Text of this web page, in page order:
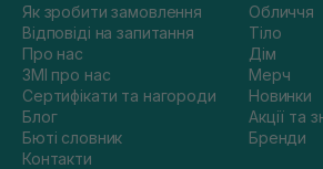
Як зробити замовлення
Відповіді на запитання
Про нас
ЗМІ про нас
Сертифікати та нагороди
Блог
Бюті словник
Контакти
Обличчя
Тіло
Дім
Мерч
Новинки
Акції та
Бренди